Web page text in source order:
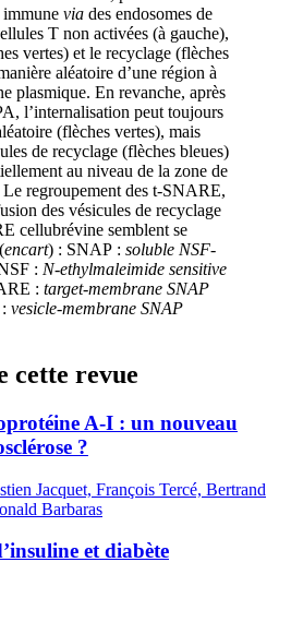
immune via des endosomes de
T non activées (à gauche),
vertes) et le recyclage (flèches
aléatoire d’une région à
plasmique. En revanche, après
l’internalisation peut toujours
(flèches vertes), mais
de recyclage (flèches bleues)
au niveau de la zone de
regroupement des t-SNARE,
des vésicules de recyclage
cellubrévine semblent se
encart) : SNAP : soluble NSF-
: N-ethylmaleimide sensitive
: target-membrane SNAP
vesicle-membrane SNAP
cette revue
A-I : un nouveau
?
Jacquet, François Tercé, Bertrand
Barbaras
et diabète